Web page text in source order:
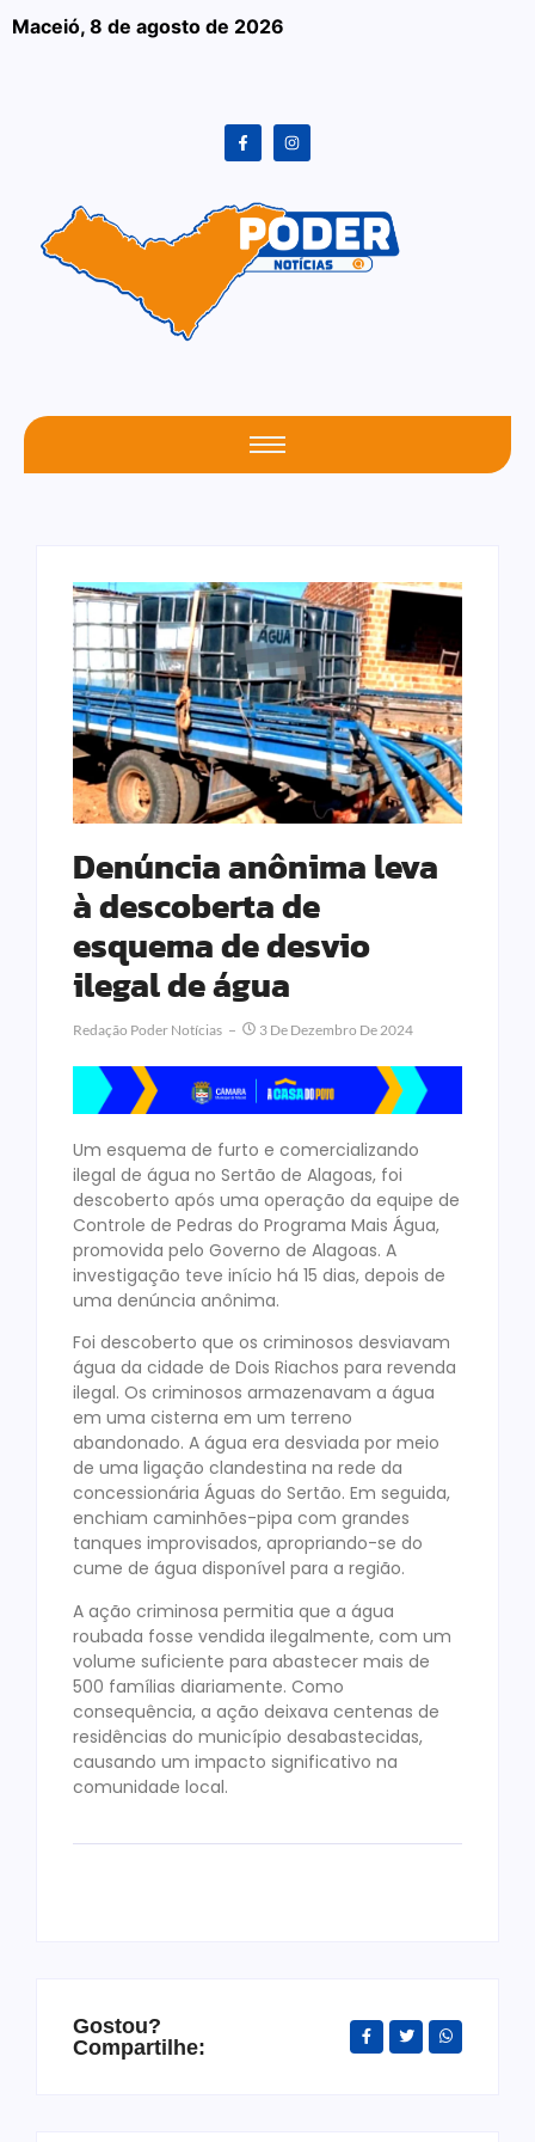
Maceió, 8 de agosto de 2026
Denúncia anônima leva
à descoberta de
esquema de desvio
ilegal de água
Redação Poder Notícias 3 De Dezembro De 2024
Um esquema de furto e comercializando
ilegal de água no Sertão de Alagoas, foi
descoberto após uma operação da equipe de
Controle de Pedras do Programa Mais Água,
promovida pelo Governo de Alagoas. A
investigação teve início há 15 dias, depois de
uma denúncia anônima.
Foi descoberto que os criminosos desviavam
água da cidade de Dois Riachos para revenda
ilegal. Os criminosos armazenavam a água
em uma cisterna em um terreno
abandonado. A água era desviada por meio
de uma ligação clandestina na rede da
concessionária Águas do Sertão. Em seguida,
enchiam caminhões-pipa com grandes
tanques improvisados, apropriando-se do
cume de água disponível para a região.
A ação criminosa permitia que a água
roubada fosse vendida ilegalmente, com um
volume suficiente para abastecer mais de
500 famílias diariamente. Como
consequência, a ação deixava centenas de
residências do município desabastecidas,
causando um impacto significativo na
comunidade local.
Gostou?
Compartilhe: